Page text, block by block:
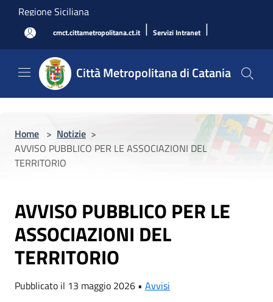
Salta al contenuto principale
Regione Siciliana
cmct.cittametropolitana.ct.it | Servizi Intranet |
Città Metropolitana di Catania
Home > Notizie >
AVVISO PUBBLICO PER LE ASSOCIAZIONI DEL
TERRITORIO
AVVISO PUBBLICO PER LE
ASSOCIAZIONI DEL
TERRITORIO
Pubblicato il 13 maggio 2026 • Avvisi